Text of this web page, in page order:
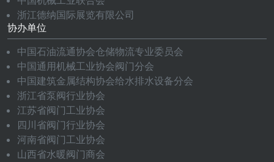
浙江德纳国际展览有限公司
协办单位
中国石油流通协会仓储物流专业委员会
中国通用机械工业协会阀门分会
中国建筑金属结构协会给水排水设备分会
浙江省泵阀行业协会
江苏省阀门工业协会
四川省阀门行业协会
河南省阀门工业协会
山西省水暖阀门商会